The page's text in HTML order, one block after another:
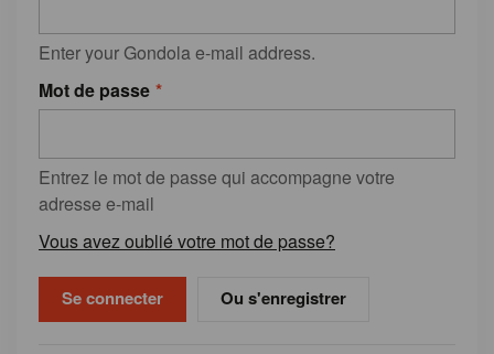
Enter your Gondola e-mail address.
Mot de passe
Entrez le mot de passe qui accompagne votre
adresse e-mail
Vous avez oublié votre mot de passe?
Ou s'enregistrer